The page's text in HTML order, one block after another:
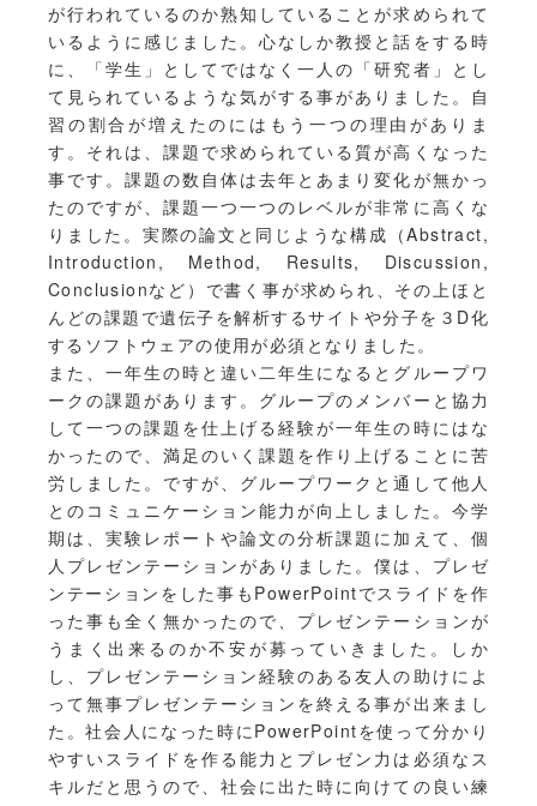
が行われているのか熟知していることが求められて
いるように感じました。心なしか教授と話をする時
に、「学生」としてではなく一人の「研究者」とし
て見られているような気がする事がありました。自
習の割合が増えたのにはもう一つの理由がありま
す。それは、課題で求められている質が高くなった
事です。課題の数自体は去年とあまり変化が無かっ
たのですが、課題一つ一つのレベルが非常に高くな
りました。実際の論文と同じような構成（Abstract,
Introduction, Method, Results, Discussion,
Conclusionなど）で書く事が求められ、その上ほと
んどの課題で遺伝子を解析するサイトや分子を３D化
するソフトウェアの使用が必須となりました。
また、一年生の時と違い二年生になるとグループワ
ークの課題があります。グループのメンバーと協力
して一つの課題を仕上げる経験が一年生の時にはな
かったので、満足のいく課題を作り上げることに苦
労しました。ですが、グループワークと通して他人
とのコミュニケーション能力が向上しました。今学
期は、実験レポートや論文の分析課題に加えて、個
人プレゼンテーションがありました。僕は、プレゼ
ンテーションをした事もPowerPointでスライドを作
った事も全く無かったので、プレゼンテーションが
うまく出来るのか不安が募っていきました。しか
し、プレゼンテーション経験のある友人の助けによ
って無事プレゼンテーションを終える事が出来まし
た。社会人になった時にPowerPointを使って分かり
やすいスライドを作る能力とプレゼン力は必須なス
キルだと思うので、社会に出た時に向けての良い練